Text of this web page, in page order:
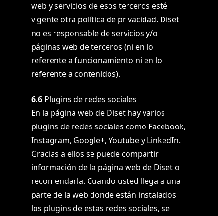
web y servicios de esos terceros esté
vigente otra política de privacidad. Diset
no es responsable de servicios y/o
páginas web de terceros (ni en lo
referente a funcionamiento ni en lo
referente a contenidos).
6.6 Plugins de redes sociales
En la página web de Diset hay varios
plugins de redes sociales como Facebook,
Instagram, Google+, Youtube y LinkedIn.
Gracias a ellos se puede compartir
información de la página web de Diset o
recomendarla. Cuando usted llega a una
parte de la web donde están instalados
los plugins de estas redes sociales, se